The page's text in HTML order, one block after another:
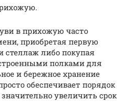
в прихожую часто
приобретая первую
либо покупая
полками для
и бережное хранение
обеспечивает порядок
увеличить срок